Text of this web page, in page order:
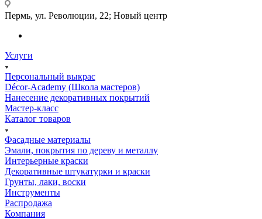
Пермь, ул. Революции, 22; Новый центр
Услуги
Персональный выкрас
Décor-Academy (Школа мастеров)
Нанесение декоративных покрытий
Мастер-класс
Каталог товаров
Фасадные материалы
Эмали, покрытия по дереву и металлу
Интерьерные краски
Декоративные штукатурки и краски
Грунты, лаки, воски
Инструменты
Распродажа
Компания